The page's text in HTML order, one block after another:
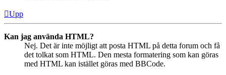
Upp
Kan jag använda HTML?
Nej. Det är inte möjligt att posta HTML på detta forum och få
det tolkat som HTML. Den mesta formatering som kan göras
med HTML kan istället göras med BBCode.